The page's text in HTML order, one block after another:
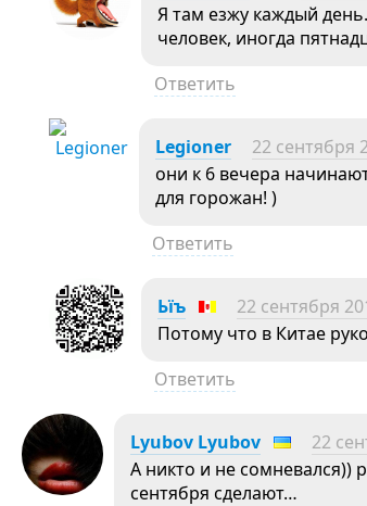
Я там езжу каждый
человек, иногда
Ответить
Legioner 22 сентября
они к 6 вечера
для горожан! )
Ответить
Ьїъ 22 сентября
Потому что в Китае
Ответить
Lyubov Lyubov 22
А никто и не сомневался))
сентября сделают…